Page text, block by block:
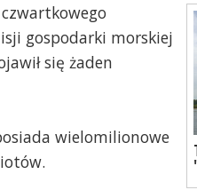
gospodarki morskiej
się żaden
wielomilionowe